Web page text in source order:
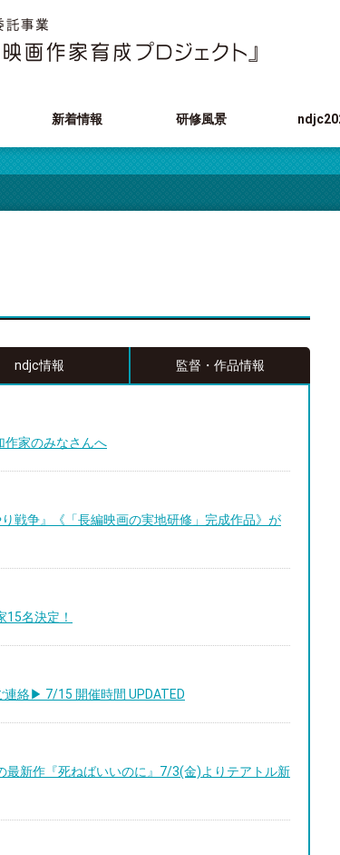
新着情報 研修風景
ndjc情報 監督・作品情報
作家のみなさんへ
戦争』《「長編映画の実地研修」完成作品》が
15名決定！
連絡▶︎ 7/15 開催時間 UPDATED
最新作『死ねばいいのに』7/3(金)よりテアトル新